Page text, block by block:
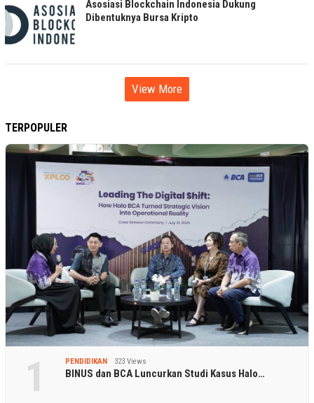
Asosiasi Blockchain Indonesia Dukung
Dibentuknya Bursa Kripto
View More
TERPOPULER
1 PENDIDIKAN 323 Views
BINUS dan BCA Luncurkan Studi Kasus Halo…